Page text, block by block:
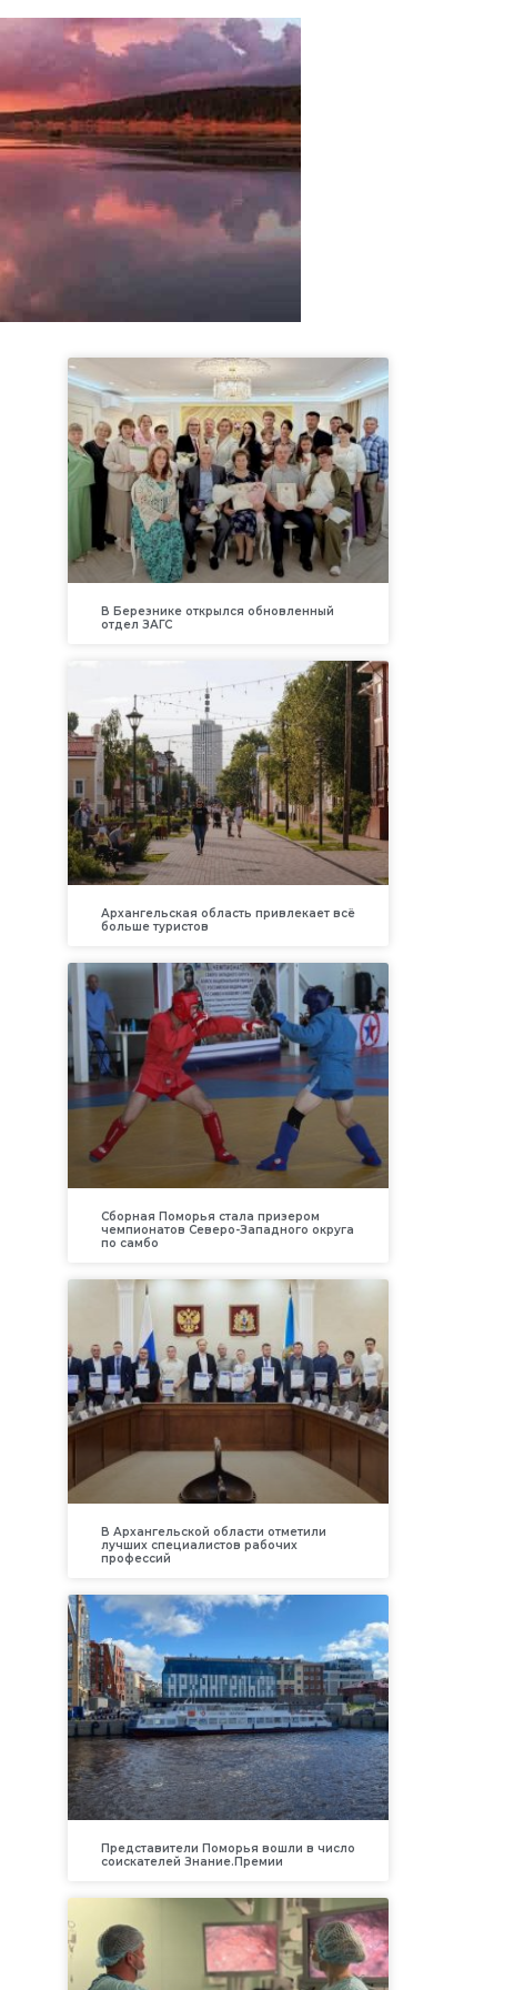
В Березнике открылся обновленный
отдел ЗАГС
Архангельская область привлекает всё
больше туристов
Сборная Поморья стала призером
чемпионатов Северо-Западного округа
по самбо
В Архангельской области отметили
лучших специалистов рабочих
профессий
Представители Поморья вошли в число
соискателей Знание.Премии